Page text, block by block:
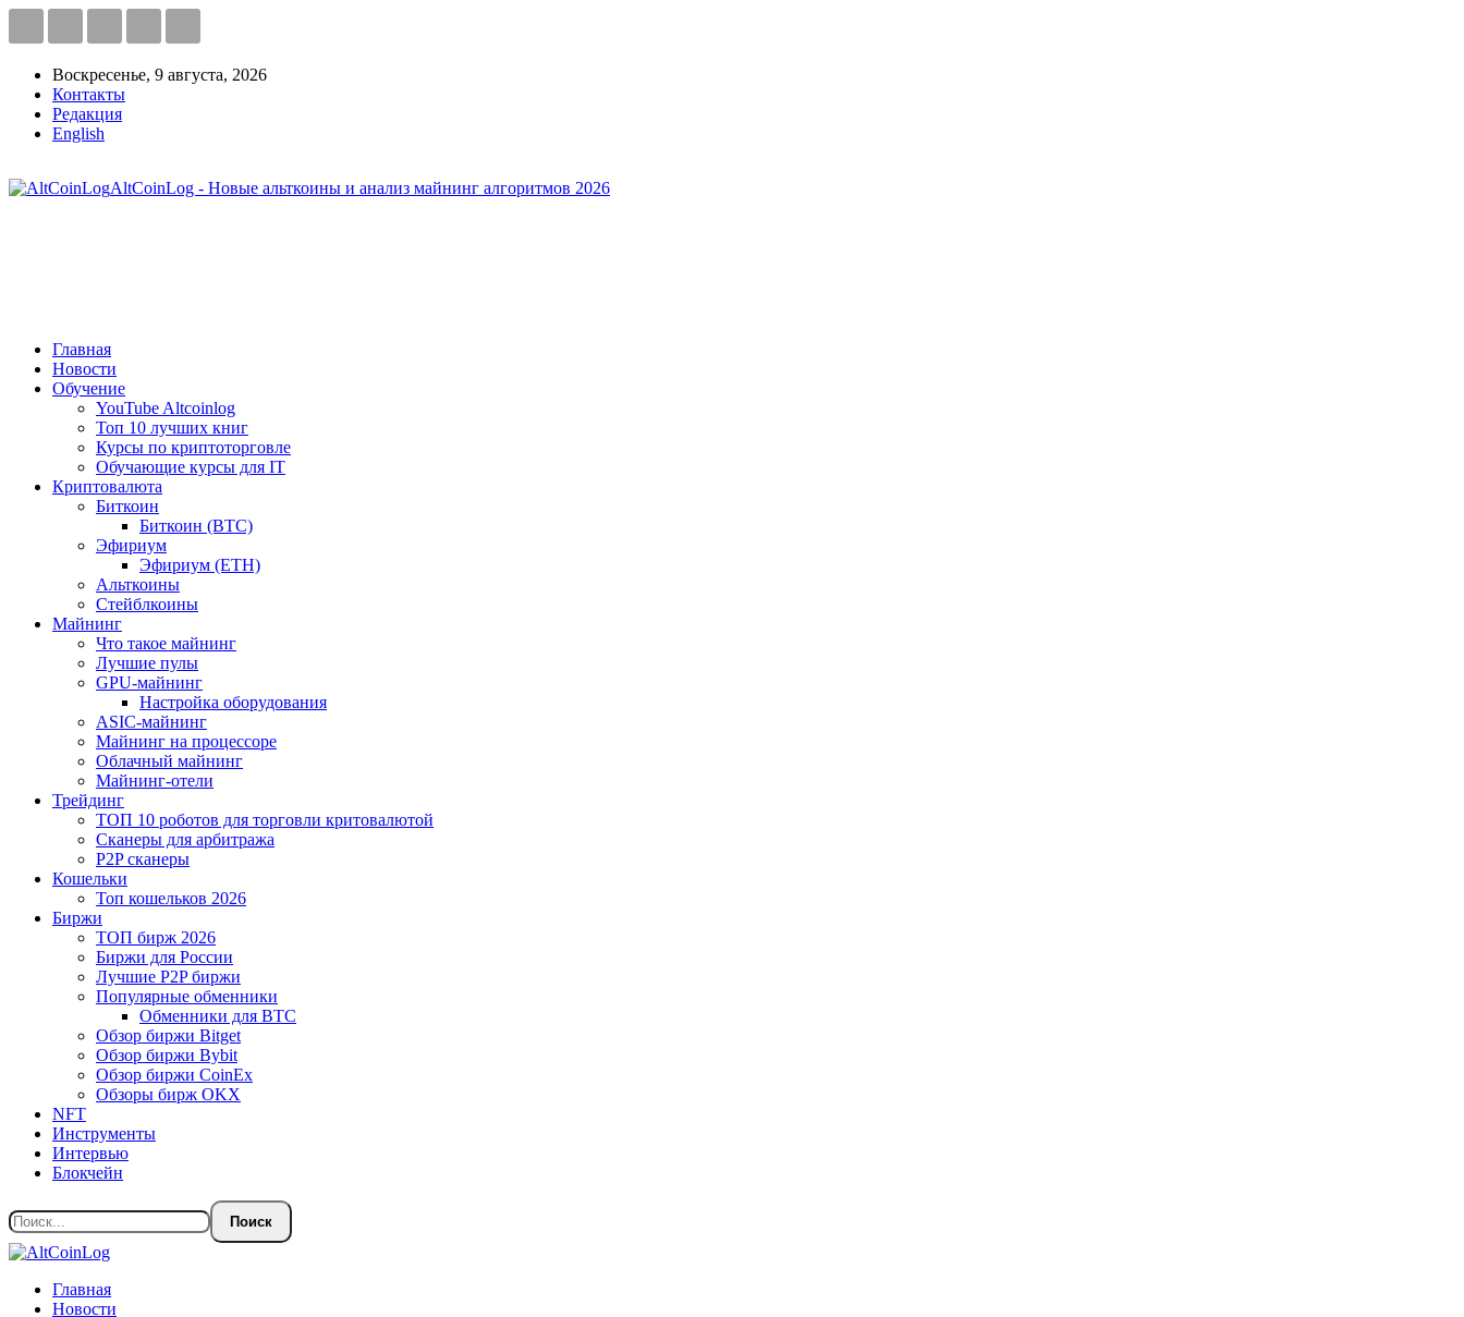
Воскресенье, 9 августа, 2026
Контакты
Редакция
English
AltCoinLog - Новые альткоины и анализ майнинг алгоритмов 2026
Главная
Новости
Обучение
YouTube Altcoinlog
Топ 10 лучших книг
Курсы по криптоторговле
Обучающие курсы для IT
Криптовалюта
Биткоин
Биткоин (BTC)
Эфириум
Эфириум (ETH)
Альткоины
Стейблкоины
Майнинг
Что такое майнинг
Лучшие пулы
GPU-майнинг
Настройка оборудования
ASIC-майнинг
Майнинг на процессоре
Облачный майнинг
Майнинг-отели
Трейдинг
ТОП 10 роботов для торговли критовалютой
Сканеры для арбитража
P2P сканеры
Кошельки
Топ кошельков 2026
Биржи
ТОП бирж 2026
Биржи для России
Лучшие P2P биржи
Популярные обменники
Обменники для BTC
Обзор биржи Bitget
Обзор биржи Bybit
Обзор биржи CoinEx
Обзоры бирж OKX
NFT
Инструменты
Интервью
Блокчейн
Главная
Новости